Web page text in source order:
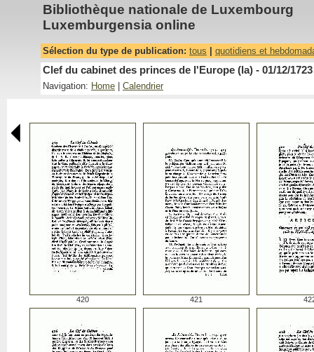
Bibliothèque nationale de Luxembourg
Luxemburgensia online
Sélection du type de publication: tous quotidiens et
Clef du cabinet des princes de l'Europe (la) - 01/12/1723
Navigation: Home Calendrier
420 421